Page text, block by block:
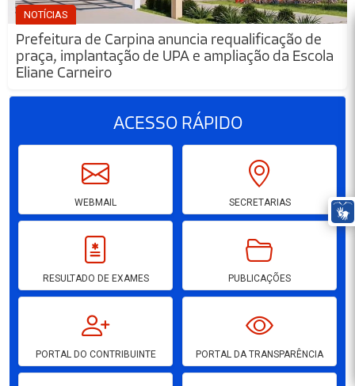
NOTÍCIAS
Prefeitura de Carpina anuncia requalificação de
praça, implantação de UPA e ampliação da Escola
Eliane Carneiro
ACESSORÁPIDO
WEBMAIL SECRETARIAS
RESULTADO DE EXAMES PUBLICAÇÕES
PORTAL DO CONTRIBUINTE PORTAL DA TRANSPARÊNCIA